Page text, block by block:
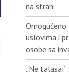
na strah
Omogućeno
uslovima i
osobe sa
„Ne